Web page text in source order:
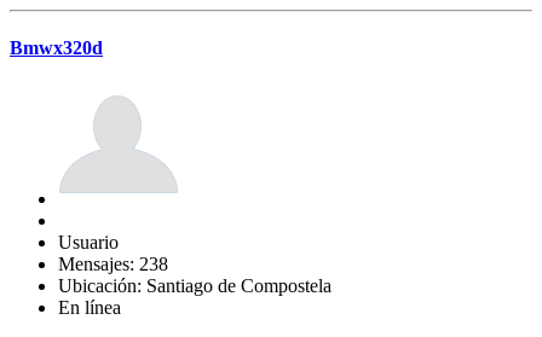
Bmwx320d
Usuario
Mensajes: 238
Ubicación: Santiago de Compostela
En línea